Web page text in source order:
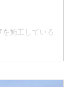
施工している
らってる現場
工前から下塗